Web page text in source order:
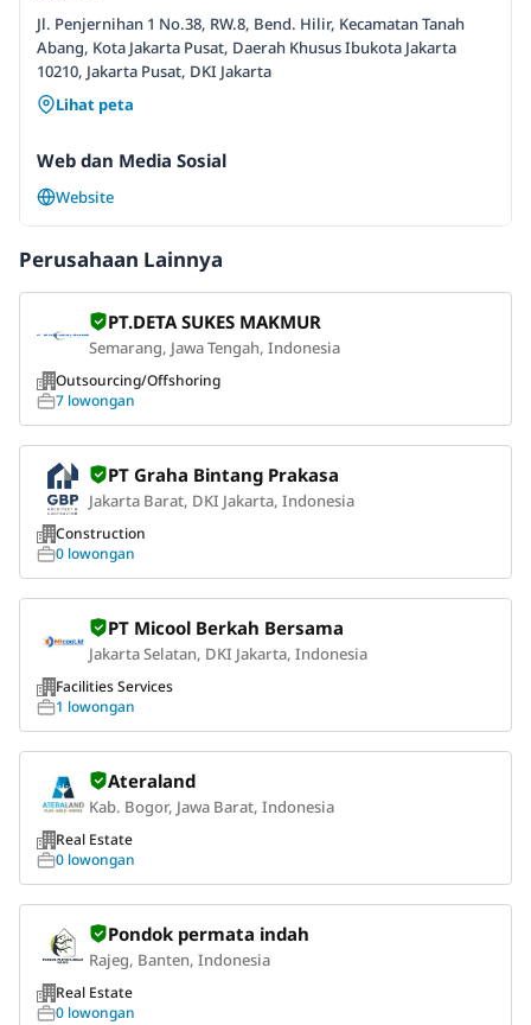
Jl. Penjernihan 1 No.38, RW.8, Bend. Hilir, Kecamatan Tanah
Abang, Kota Jakarta Pusat, Daerah Khusus Ibukota Jakarta
10210, Jakarta Pusat, DKI Jakarta
Lihat peta
Web dan Media Sosial
Website
Perusahaan Lainnya
PT.DETA SUKES MAKMUR
Semarang, Jawa Tengah, Indonesia
Outsourcing/Offshoring
7 lowongan
PT Graha Bintang Prakasa
Jakarta Barat, DKI Jakarta, Indonesia
Construction
0 lowongan
PT Micool Berkah Bersama
Jakarta Selatan, DKI Jakarta, Indonesia
Facilities Services
1 lowongan
Ateraland
Kab. Bogor, Jawa Barat, Indonesia
Real Estate
0 lowongan
Pondok permata indah
Rajeg, Banten, Indonesia
Real Estate
0 lowongan